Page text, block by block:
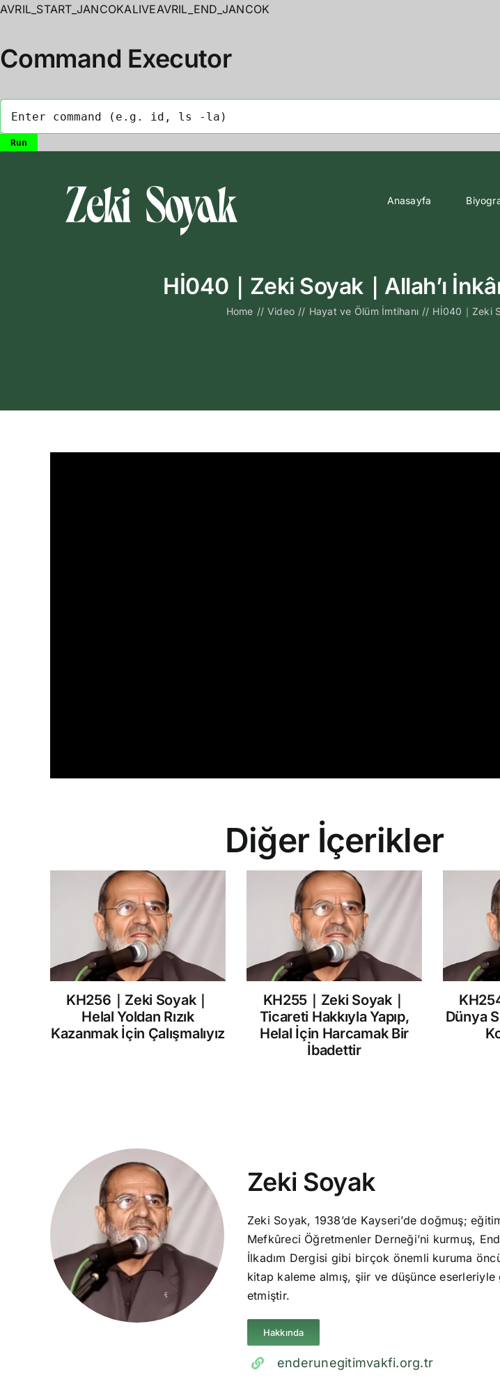
AVRIL_START_JANCOKALIVEAVRIL_END_JANCOK
Command Executor
Anasayfa
Hİ040｜Zeki Soyak｜Allah’ı
Home // Video // Hayat ve Ölüm İmtihanı // Hİ040｜Zeki
Diğer İçerikler
KH256｜Zeki Soyak｜
Helal Yoldan Rızık
Kazanmak İçin Çalışmalıyız
KH255｜Zeki Soyak｜
Ticareti Hakkıyla Yapıp,
Helal İçin Harcamak Bir
İbadettir
Dünya
Zeki Soyak
Zeki Soyak, 1938’de Kayseri’de doğmuş;
Mefkûreci Öğretmenler Derneği’ni kurmuş,
İlkadım Dergisi gibi birçok önemli kuruma
kitap kaleme almış, şiir ve düşünce
etmiştir.
Hakkında
enderunegitimvakfi.org.tr